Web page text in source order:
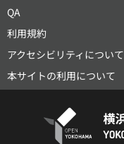
QA
利用規約
アクセシビリティについて
本サイトの利用について